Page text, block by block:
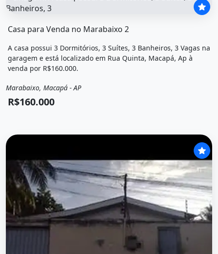
Casa para Venda no Marabaixo 2
A casa possui 3 Dormitórios, 3 Suítes, 3 Banheiros, 3 Vagas na
garagem e está localizado em Rua Quinta, Macapá, Ap à
venda por R$160.000.
Venda Casa
Marabaixo, Macapá - AP
R$160.000